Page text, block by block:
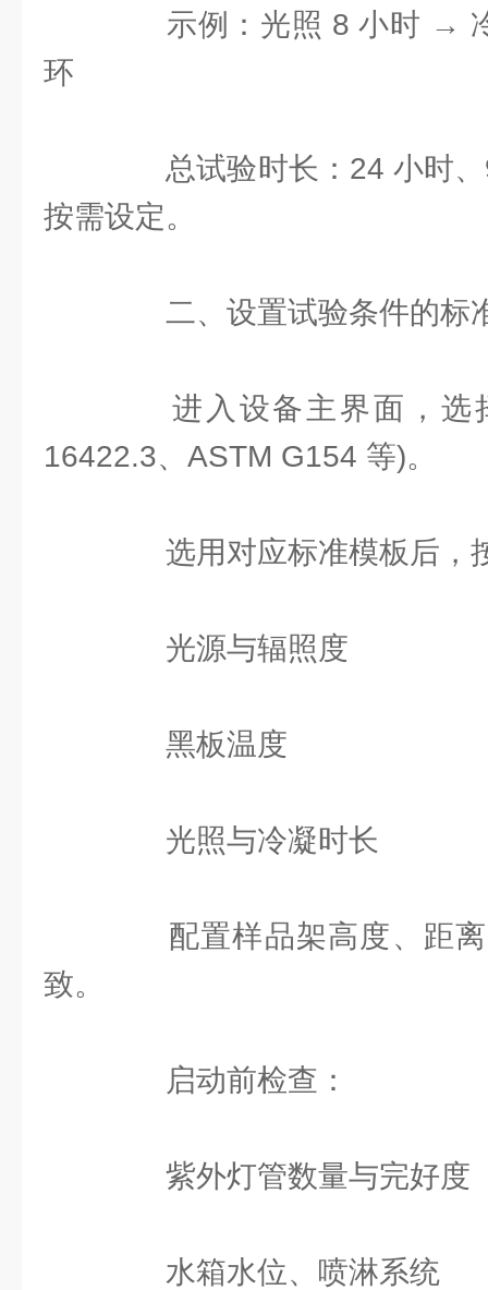
示例：光照 8 小时 →
环
总试验时长：24 小时、
按需设定。
二、设置试验条件的标
进入设备主界面，选
16422.3、ASTM G154 等)。
选用对应标准模板后，
光源与辐照度
黑板温度
光照与冷凝时长
配置样品架高度、距离
致。
启动前检查：
紫外灯管数量与完好度
水箱水位、喷淋系统